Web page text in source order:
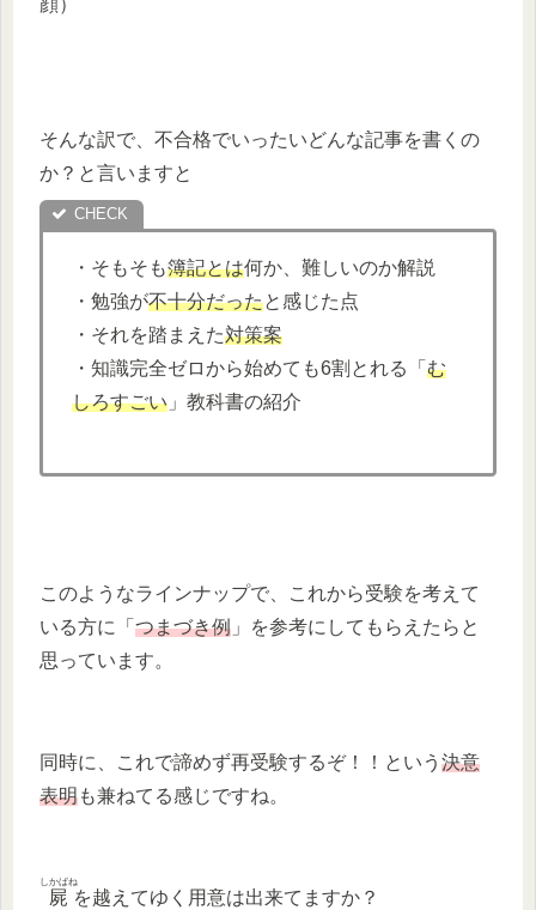
顔）
そんな訳で、不合格でいったいどんな記事を書くの
か？と言いますと
・そもそも簿記とは何か、難しいのか解説
・勉強が不十分だったと感じた点
・それを踏まえた対策案
・知識完全ゼロから始めても6割とれる「 む
しろすごい 」教科書の紹介
このようなラインナップで、これから受験を考えて
いる方に「 つまづき例 」を参考にしてもらえたらと
思っています。
同時に、これで諦めず再受験するぞ！！という 決意
表明も兼ねてる感じですね。
屍
しかばね
を越えてゆく用意は出来てますか？